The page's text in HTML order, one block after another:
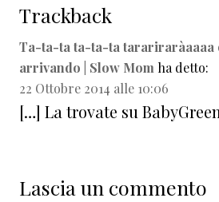
Trackback
Ta-ta-ta ta-ta-ta tarariraràaaaa
arrivando | Slow Mom ha detto:
22 Ottobre 2014 alle 10:06
[…] La trovate su
Lascia un commento